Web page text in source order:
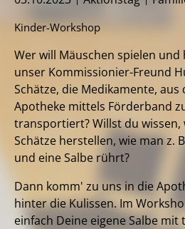
Kinder-Workshop
Wer will Mäuschen spielen
unser Kommissionier-Freund
Schätze, die Medikamente,
Apotheke mittels Förderband
transportiert? Willst du wissen,
Schätze herstellen, wie man z.
und eine Salbe rührt?
Dann komm' zu uns in die
hinter die Kulissen. Im
einfach Deine eigene Salbe